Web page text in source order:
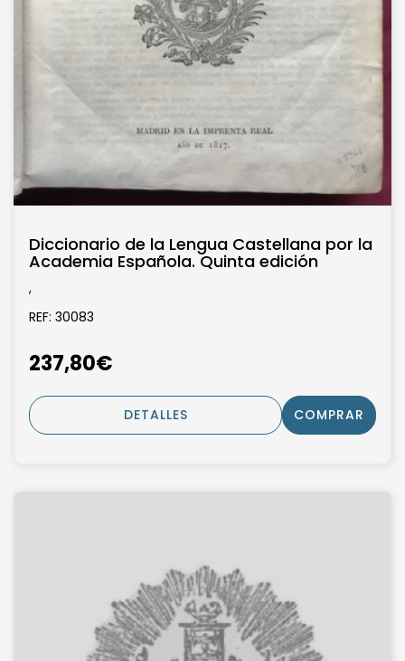
Diccionario de la Lengua Castellana por la
Academia Española. Quinta edición
,
REF: 30083
237,80€
DETALLES COMPRAR